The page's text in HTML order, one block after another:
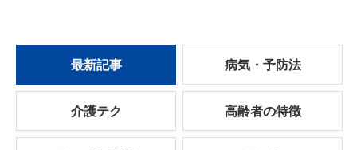
最新記事 病気・予防法
介護テク 高齢者の特徴